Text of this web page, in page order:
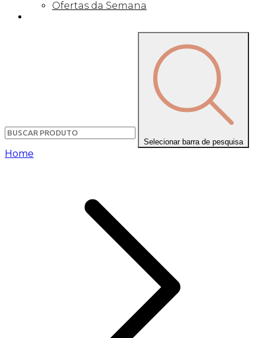
Ofertas da Semana
Selecionar barra de pesquisa
Home